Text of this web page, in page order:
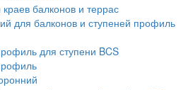
балконов и террас
для балконов и ступеней профиль
для ступени BCS